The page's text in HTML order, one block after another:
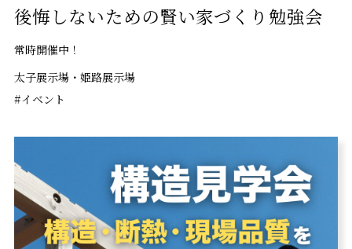
後悔しないための賢い家づくり勉強会
常時開催中！
太子展示場・姫路展示場
#イベント